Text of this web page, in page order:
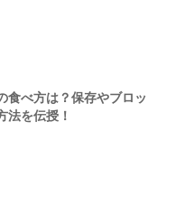
食べ方は？保存やブロッ
法を伝授！